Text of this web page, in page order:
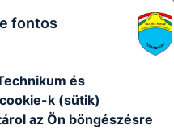
fontos
és
k (sütik)
az Ön böngészésre